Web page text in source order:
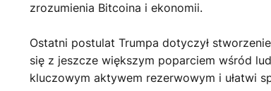
zrozumienia Bitcoina i ekonomii.
Ostatni postulat Trumpa dotyczył
się z jeszcze większym poparciem wśród
kluczowym aktywem rezerwowym i ułatwi